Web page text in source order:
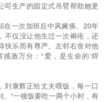
司生产的固定式吊臂帮助她更
在一次加班后中风瘫痪。20年
不仅没让他生过一次褥疮，还
快乐而有尊严。左邻右舍对他
激万分：“爱，是生命的‘焊
刘康辉正给丈夫喂饭，每一口
“一顿饭要吃一两个小时，有